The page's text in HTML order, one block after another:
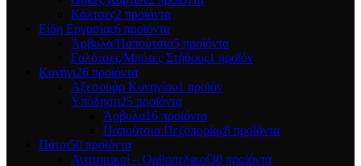
Κάλτσες2 προϊόντα
Είδη Εργασίας6 προϊόντα
Άρβυλα/Παπούτσια5 προϊόντα
Γαλότσες/Μπότες Στήθους1 προϊόν
Κυνήγι26 προϊόντα
Αξεσουάρ Κυνηγίου1 προϊόν
Υπόδηση25 προϊόντα
Άρβυλα16 προϊόντα
Παπούτσια Πεζοπορίας8 προϊόντα
Πάτοι50 προϊόντα
Ανατομικοί – Ορθοπεδικοί30 προϊόντα